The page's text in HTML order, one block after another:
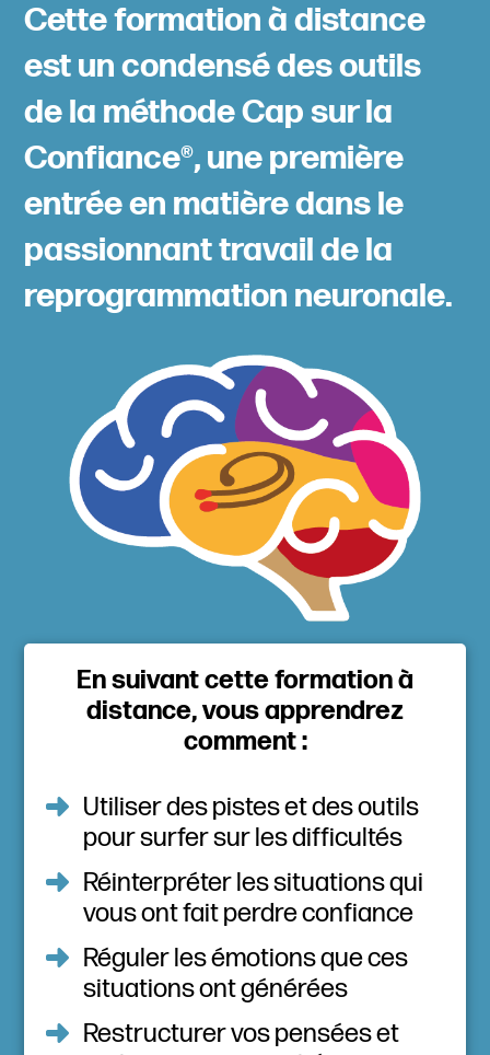
Cette formation à distance
est un condensé des outils
de la méthode Cap sur la
Confiance®, une première
entrée en matière dans le
passionnant travail de la
reprogrammation neuronale.
En suivant cette formation à
distance, vous apprendrez
comment :
Utiliser des pistes et des outils
pour surfer sur les difficultés
Réinterpréter les situations qui
vous ont fait perdre confiance
Réguler les émotions que ces
situations ont générées
Restructurer vos pensées et